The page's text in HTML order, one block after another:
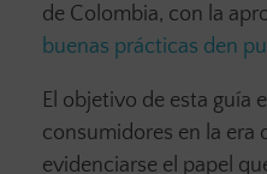
de Colombia, con la
buenas prácticas den
El objetivo de esta guía
consumidores en la era
evidenciarse el papel